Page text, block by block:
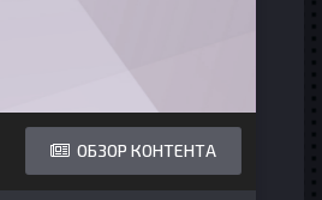
ОБЗОР КОНТЕНТА